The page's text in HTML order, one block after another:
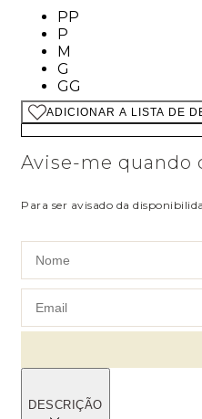
Tamanho: PP
PP
Tamanho: P
P
Tamanho: M
M
Tamanho: G
G
Tamanho: GG
GG
ADICIONAR A LISTA DE
Avise-me quando
Para ser avisado da
DESCRIÇÃO